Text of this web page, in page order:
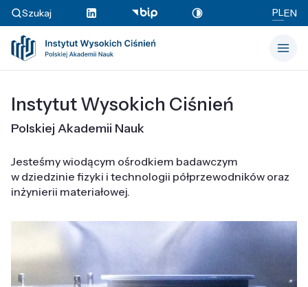
Szukaj PLEN
Instytut Wysokich Ciśnień
Polskiej Akademii Nauk
Jesteśmy wiodącym ośrodkiem badawczym
w dziedzinie fizyki i technologii półprzewodników oraz
inżynierii materiałowej.